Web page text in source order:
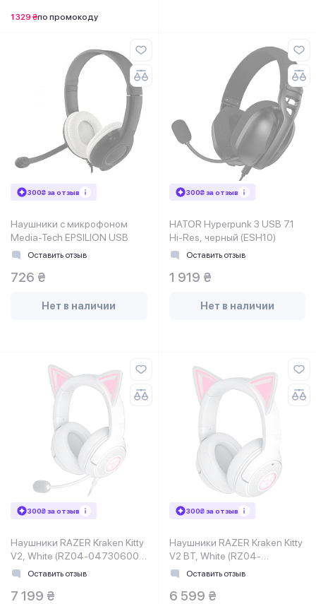
1 329 ₴по промокоду
300₴ за отзыв
Наушники с микрофоном
Media-Tech EPSILION USB
Оставить отзыв
726 ₴
Нет в наличии
300₴ за отзыв
HATOR Hyperpunk 3 USB 7.1
Hi-Res, черный (ESH10)
Оставить отзыв
1 919 ₴
Нет в наличии
300₴ за отзыв
Наушники RAZER Kraken Kitty
V2, White (RZ04-04730600-
R3M1)Оставить отзыв
7 199 ₴
300₴ за отзыв
Наушники RAZER Kraken Kitty
V2 BT, White (RZ04-
04860600-R3M1)
Оставить отзыв
6 599 ₴